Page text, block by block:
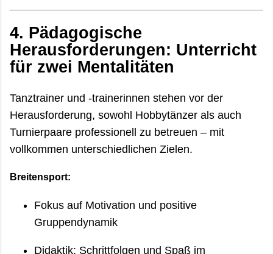
4. Pädagogische
Herausforderungen: Unterricht
für zwei Mentalitäten
Tanztrainer und -trainerinnen stehen vor der
Herausforderung, sowohl Hobbytänzer als auch
Turnierpaare professionell zu betreuen – mit
vollkommen unterschiedlichen Zielen.
Breitensport:
Fokus auf Motivation und positive
Gruppendynamik
Didaktik: Schrittfolgen und Spaß im